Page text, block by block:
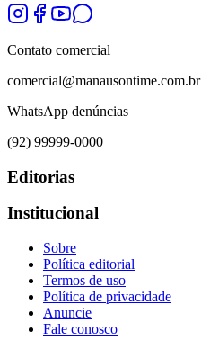
Contato comercial
comercial@manausontime.com.br
WhatsApp denúncias
(92) 99999-0000
Editorias
Institucional
Sobre
Política editorial
Termos de uso
Política de privacidade
Anuncie
Fale conosco